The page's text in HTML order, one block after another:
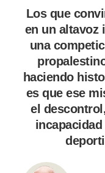
Los que
en un altavoz
una
haciendo
es que ese
el